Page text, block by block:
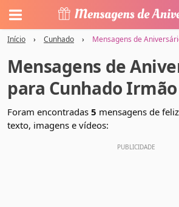
Início › Cunhado › Mensagens de
Mensagens de
para Cunhado Irmão
Foram encontradas 5 mensagens de
texto, imagens e vídeos: